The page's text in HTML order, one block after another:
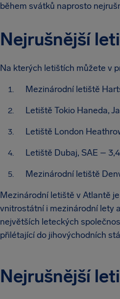
během svátků naprosto
Nejrušnější
Na kterých letištích můžete v
Mezinárodní letiště
Letiště Tokio Haneda,
Letiště London
Letiště Dubaj, SAE –
Mezinárodní letiště
Mezinárodní letiště v Atlantě
vnitrostátní i mezinárodní lety
největších leteckých
přilétající do jihovýchodních
Nejrušnější